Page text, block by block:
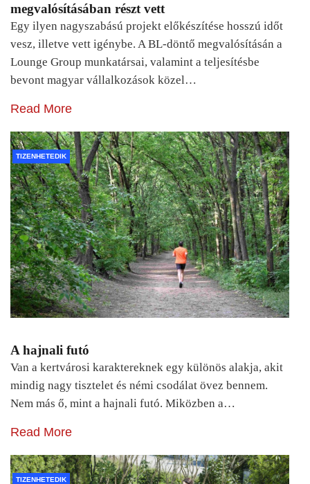
megvalósításában részt vett
Egy ilyen nagyszabású projekt előkészítése hosszú időt
vesz, illetve vett igénybe. A BL-döntő megvalósításán a
Lounge Group munkatársai, valamint a teljesítésbe
bevont magyar vállalkozások közel…
Read More
TIZENHETEDIK
A hajnali futó
Van a kertvárosi karaktereknek egy különös alakja, akit
mindig nagy tisztelet és némi csodálat övez bennem.
Nem más ő, mint a hajnali futó. Miközben a…
Read More
TIZENHETEDIK